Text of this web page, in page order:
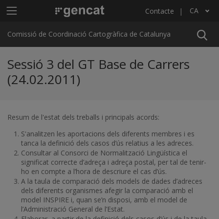
Menú principal C4 Contacte CA
Llista les accions addicionals
Comissió de Coordinació Cartogràfica de Catalunya
Sessió 3 del GT Base de Carrers
(24.02.2011)
Resum de l'estat dels treballs i principals acords:
S'analitzen les aportacions dels diferents membres i es
tanca la definició dels casos d’ús relatius a les adreces.
Consultar al Consorci de Normalització Lingüística el
significat correcte d’adreça i adreça postal, per tal de tenir-
ho en compte a l’hora de descriure el cas d’ús.
A la taula de comparació dels models de dades d’adreces
dels diferents organismes afegir la comparació amb el
model INSPIRE i, quan se’n disposi, amb el model de
l’Administració General de l’Estat.